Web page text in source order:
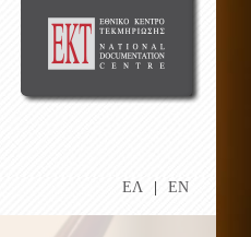
ΕΛ EN